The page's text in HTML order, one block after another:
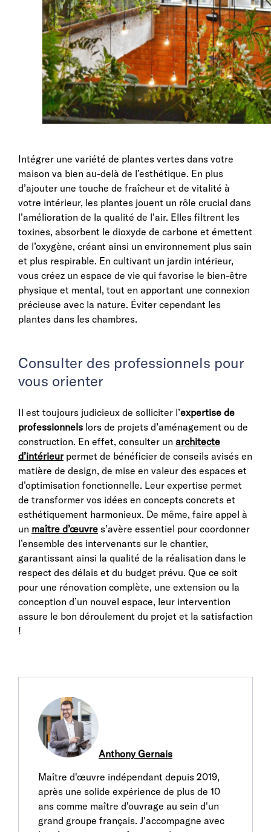
Intégrer une variété de plantes vertes dans votre
maison va bien au-delà de l’esthétique. En plus
d’ajouter une touche de fraîcheur et de vitalité à
votre intérieur, les plantes jouent un rôle crucial dans
l’amélioration de la qualité de l’air. Elles filtrent les
toxines, absorbent le dioxyde de carbone et émettent
de l’oxygène, créant ainsi un environnement plus sain
et plus respirable. En cultivant un jardin intérieur,
vous créez un espace de vie qui favorise le bien-être
physique et mental, tout en apportant une connexion
précieuse avec la nature. Éviter cependant les
plantes dans les chambres.
Consulter des professionnels pour
vous orienter
Il est toujours judicieux de solliciter l’expertise de
professionnels lors de projets d’aménagement ou de
construction. En effet, consulter un architecte
d’intérieur permet de bénéficier de conseils avisés en
matière de design, de mise en valeur des espaces et
d’optimisation fonctionnelle. Leur expertise permet
de transformer vos idées en concepts concrets et
esthétiquement harmonieux. De même, faire appel à
un maître d’œuvre s’avère essentiel pour coordonner
l’ensemble des intervenants sur le chantier,
garantissant ainsi la qualité de la réalisation dans le
respect des délais et du budget prévu. Que ce soit
pour une rénovation complète, une extension ou la
conception d’un nouvel espace, leur intervention
assure le bon déroulement du projet et la satisfaction
!
Anthony Gernais
Maître d'œuvre indépendant depuis 2019,
après une solide expérience de plus de 10
ans comme maître d'ouvrage au sein d'un
grand groupe français. J'accompagne avec